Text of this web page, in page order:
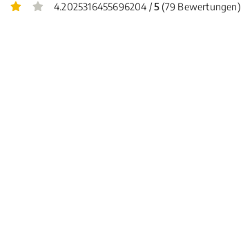
4.2025316455696204 /5(79 Bewertungen)